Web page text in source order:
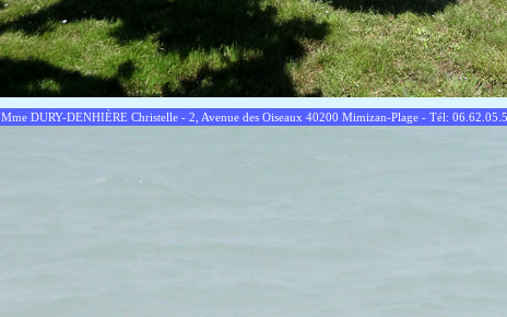
Mme DURY-DENHIÈRE Christelle - 2, Avenue des Oiseaux 40200 Mimizan-Plage - Tél: